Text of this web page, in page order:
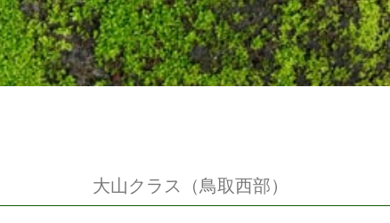
大山クラス（鳥取西部）